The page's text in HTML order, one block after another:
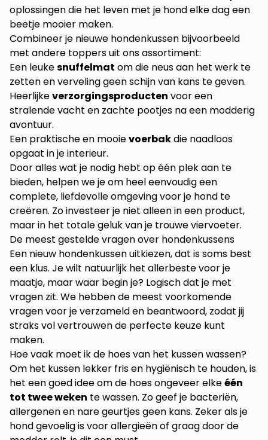
oplossingen die het leven met je hond elke dag een
beetje mooier maken.
Combineer je nieuwe hondenkussen bijvoorbeeld
met andere toppers uit ons assortiment:
Een leukesnuffelmat om die neus aan het werk te
zetten en verveling geen schijn van kans te geven.
Heerlijkeverzorgingsproducten voor een
stralende vacht en zachte pootjes na een modderig
avontuur.
Een praktische en mooievoerbakdie naadloos
opgaat in je interieur.
Door alles wat je nodig hebt op één plek aan te
bieden, helpen we je om heel eenvoudig een
complete, liefdevolle omgeving voor je hond te
creëren. Zo investeer je niet alleen in een product,
maar in het totale geluk van je trouwe viervoeter.
De meest gestelde vragen over hondenkussens
Een nieuw hondenkussen uitkiezen, dat is soms best
een klus. Je wilt natuurlijk het allerbeste voor je
maatje, maar waar begin je? Logisch dat je met
vragen zit. We hebben de meest voorkomende
vragen voor je verzameld en beantwoord, zodat jij
straks vol vertrouwen de perfecte keuze kunt
maken.
Hoe vaak moet ik de hoes van het kussen wassen?
Om het kussen lekker fris en hygiënisch te houden, is
het een goed idee om de hoes ongeveer elkeéén
tot twee weken te wassen. Zo geef je bacteriën,
allergenen en nare geurtjes geen kans. Zeker als je
hond gevoelig is voor allergieën of graag door de